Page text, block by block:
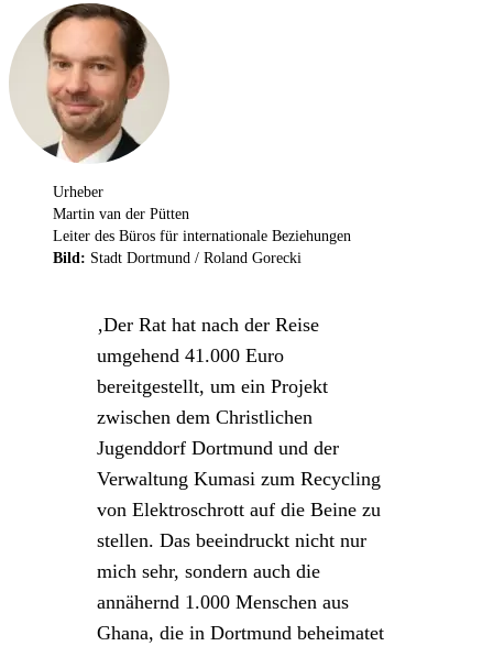
Urheber
Martin van der Pütten
Leiter des Büros für internationale Beziehungen
Bild: Stadt Dortmund / Roland Gorecki
Der Rat hat nach der Reise
umgehend 41.000 Euro
bereitgestellt, um ein Projekt
zwischen dem Christlichen
Jugenddorf Dortmund und der
Verwaltung Kumasi zum Recycling
von Elektroschrott auf die Beine zu
stellen. Das beeindruckt nicht nur
mich sehr, sondern auch die
annähernd 1.000 Menschen aus
Ghana, die in Dortmund beheimatet